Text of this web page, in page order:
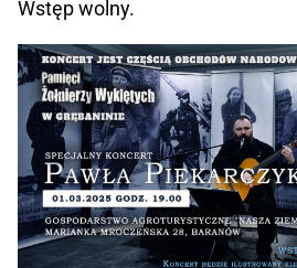
Wstęp wolny.